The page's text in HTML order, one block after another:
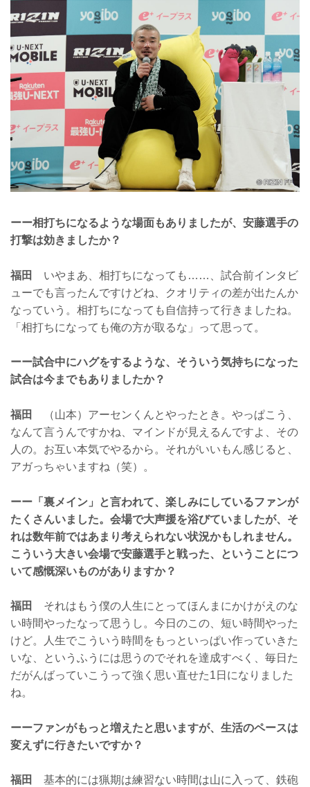
ーー相打ちになるような場面もありましたが、安藤選手の
打撃は効きましたか？
福田
いやまあ、相打ちになっても……、試合前インタビ
ューでも言ったんですけどね、クオリティの差が出たんか
なっていう。相打ちになっても自信持って行きましたね。
「相打ちになっても俺の方が取るな」って思って。
ーー試合中にハグをするような、そういう気持ちになった
試合は今までもありましたか？
福田
（山本）アーセンくんとやったとき。やっぱこう、
なんて言うんですかね、マインドが見えるんですよ、その
人の。お互い本気でやるから。それがいいもん感じると、
アガっちゃいますね（笑）。
ーー「裏メイン」と言われて、楽しみにしているファンが
たくさんいました。会場で大声援を浴びていましたが、そ
れは数年前ではあまり考えられない状況かもしれません。
こういう大きい会場で安藤選手と戦った、ということにつ
いて感慨深いものがありますか？
福田
それはもう僕の人生にとってほんまにかけがえのな
い時間やったなって思うし。今日のこの、短い時間やった
けど。人生でこういう時間をもっといっぱい作っていきた
いな、というふうには思うのでそれを達成すべく、毎日た
だがんばっていこうって強く思い直せた1日になりました
ね。
ーーファンがもっと増えたと思いますが、生活のペースは
変えずに行きたいですか？
福田
基本的には猟期は練習ない時間は山に入って、鉄砲